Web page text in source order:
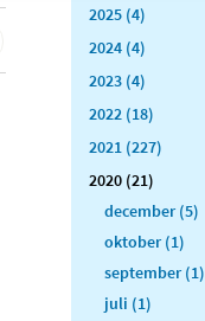
2025 (4)
2024 (4)
2023 (4)
2022 (18)
2021 (227)
2020 (21)
december (5)
oktober (1)
september (1)
juli (1)